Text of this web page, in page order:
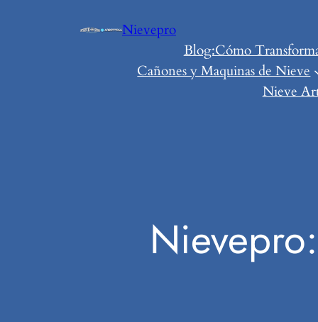
Nievepro
Blog:Cómo
Cañones y Maquinas de Nieve
Nieve